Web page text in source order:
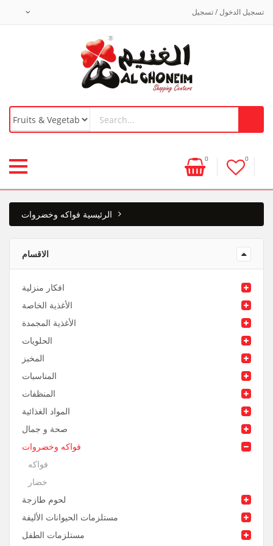
تسجيل الدخول / تسجيل
0 0
الرئيسية فواكه وخضروات
الاقسام
افكار منزلية
الأغذية الخاصة
الأغذية المجمدة
الحلويات
المخبز
المناسبات
المنظفات
المواد الغذائية
صحة و جمال
فواكه وخضروات
فواكه
خضار
لحوم طازجة
مستلزمات الحيوانات الأليفة
مستلزمات الطفل